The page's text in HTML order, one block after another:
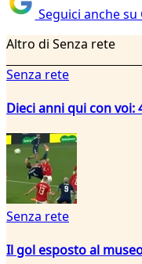
Seguici anche
Altro di Senza rete
Senza rete
Dieci anni qui con voi:
Senza rete
Il gol esposto al